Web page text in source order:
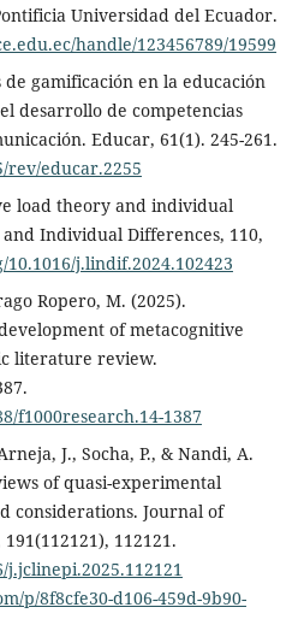
Universidad del Ecuador.
handle/123456789/19599
de gamificación en la educación
desarrollo de competencias
Educar, 61(1). 245-261.
rev/educar.2255
load theory and individual
Individual Differences, 110,
j.lindif.2024.102423
Ropero, M. (2025).
of metacognitive
literature review.
f1000research.14-1387
J., Socha, P., & Nandi, A.
of quasi-experimental
considerations. Journal of
112121.
p/8f8cfe30-d106-459d-9b90-